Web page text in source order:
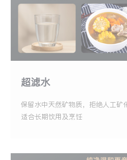
超滤水
保留水中天然矿物质，拒绝人工矿
适合长期饮用及烹饪